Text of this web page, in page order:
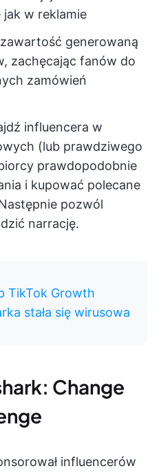
jak w reklamie
generowaną
zachęcając fanów do
zamówień
influencera w
(lub prawdziwego
prawdopodobnie
i kupować polecane
pozwól
narrację.
TikTok Growth
stała się wirusowa
Change
influencerów